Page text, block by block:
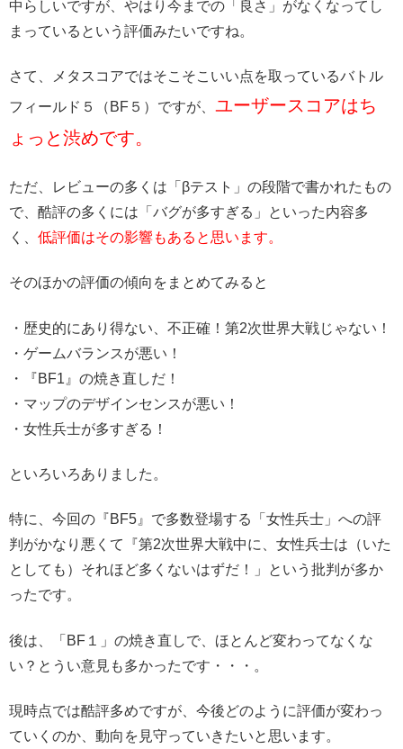
中らしいですが、やはり今までの「良さ」がなくなってし
まっているという評価みたいですね。
さて、メタスコアではそこそこいい点を取っているバトル
フィールド５（BF５）ですが、 ユーザースコアはち
ょっと渋めです。
ただ、レビューの多くは「βテスト」の段階で書かれたもの
で、酷評の多くには「バグが多すぎる」といった内容多
く、 低評価はその影響もあると思います。
そのほかの評価の傾向をまとめてみると
・歴史的にあり得ない、不正確！第2次世界大戦じゃない！
・ゲームバランスが悪い！
・『BF1』の焼き直しだ！
・マップのデザインセンスが悪い！
・女性兵士が多すぎる！
といろいろありました。
特に、今回の『BF5』で多数登場する「女性兵士」への評
判がかなり悪くて『第2次世界大戦中に、女性兵士は（いた
としても）それほど多くないはずだ！」という批判が多か
ったです。
後は、「BF１」の焼き直しで、ほとんど変わってなくな
い？とうい意見も多かったです・・・。
現時点では酷評多めですが、今後どのように評価が変わっ
ていくのか、動向を見守っていきたいと思います。